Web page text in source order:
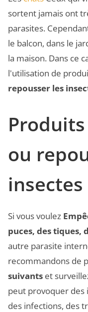
sortent jamais ont
parasites.
le balcon, dans le
la maison. Dans ce
l'utilisation de
repousser les
ou
Si vous voulez
puces, des tiques,
autre parasite
recommandons de
suivants et
peut provoquer
des infections, des